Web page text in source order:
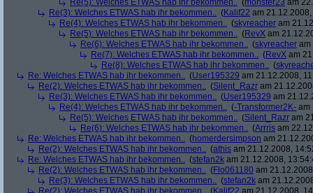
Re(5): Welches ETWAS hab ihr bekommen.. (monster23 am
Re(3): Welches ETWAS hab ihr bekommen.. (Kalif22 am
Re(4): Welches ETWAS hab ihr bekommen.. (skyreacher am
Re(5): Welches ETWAS hab ihr bekommen.. (RevX am
Re(6): Welches ETWAS hab ihr bekommen.. (skyreacher am
Re(7): Welches ETWAS hab ihr bekommen.. (RevX am
Re(8): Welches ETWAS hab ihr bekommen.. (
Re: Welches ETWAS hab ihr bekommen.. (User195329 am 21.12.2008,
Re(2): Welches ETWAS hab ihr bekommen.. (Silent_Razr am
Re(3): Welches ETWAS hab ihr bekommen.. (User195329 am
Re(4): Welches ETWAS hab ihr bekommen.. (-Transformer2K- am
Re(5): Welches ETWAS hab ihr bekommen.. (Silent_Razr am
Re(6): Welches ETWAS hab ihr bekommen.. (Arrris am
Re: Welches ETWAS hab ihr bekommen.. (homerdersimpson am
Re(2): Welches ETWAS hab ihr bekommen.. (athis am 21.12.2008,
Re: Welches ETWAS hab ihr bekommen.. (stefan2k am 21.12.2008,
Re(2): Welches ETWAS hab ihr bekommen.. (Flo061180 am
Re(3): Welches ETWAS hab ihr bekommen.. (stefan2k am
Re(2): Welches ETWAS hab ihr bekommen.. (Kalif22 am 21.12.2008,